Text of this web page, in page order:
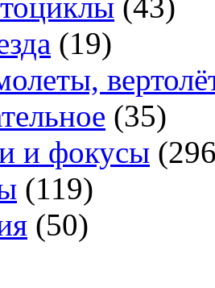
(19)
(35)
и фокусы
(119)
(50)